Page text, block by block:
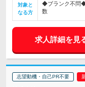
対象と
なる方
◆ブランク不問
数
求人詳細を見
志望動機・自己PR不要